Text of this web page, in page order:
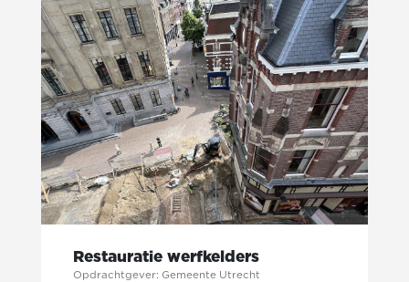
Restauratie werfkelders
Opdrachtgever: Gemeente Utrecht